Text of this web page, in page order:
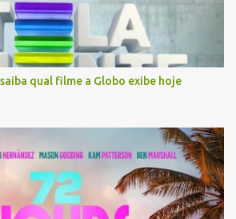
qual filme a Globo exibe hoje